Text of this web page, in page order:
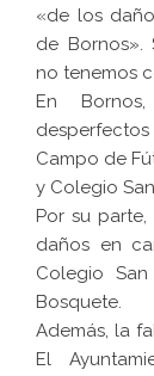
«de los
de Bornos».
no tenemos
En
Campo de
y Colegio
Por su
daños en
Colegio
Bosquete.
Además, la
El